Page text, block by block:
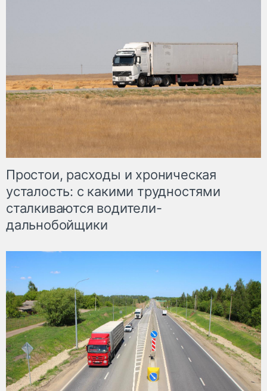
Простои, расходы и хроническая
усталость: с какими трудностями
сталкиваются водители-
дальнобойщики